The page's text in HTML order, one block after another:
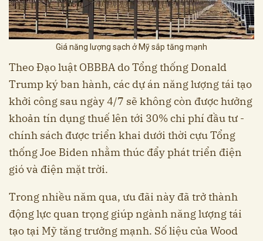
Giá năng lượng sạch ở Mỹ sắp tăng mạnh
Theo Đạo luật OBBBA do Tổng thống Donald
Trump ký ban hành, các dự án năng lượng tái tạo
khởi công sau ngày 4/7 sẽ không còn được hưởng
khoản tín dụng thuế lên tới 30% chi phí đầu tư -
chính sách được triển khai dưới thời cựu Tổng
thống Joe Biden nhằm thúc đẩy phát triển điện
gió và điện mặt trời.
Trong nhiều năm qua, ưu đãi này đã trở thành
động lực quan trọng giúp ngành năng lượng tái
tạo tại Mỹ tăng trưởng mạnh. Số liệu của Wood